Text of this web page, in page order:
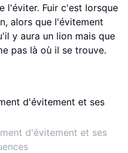
l'éviter. Fuir c'est lorsque
alors que l'évitement
y aura un lion mais que
pas là où il se trouve.
d'évitement et ses